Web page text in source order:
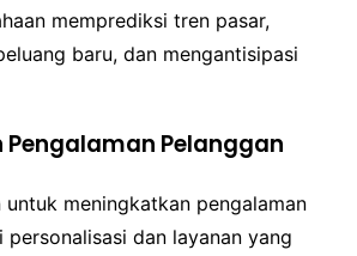
memprediksi tren pasar,
baru, dan mengantisipasi
Pelanggan
untuk meningkatkan pengalaman
personalisasi dan layanan yang